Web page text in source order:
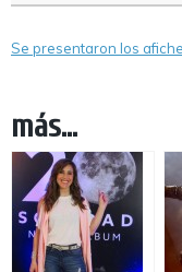
Se presentaron los
más...